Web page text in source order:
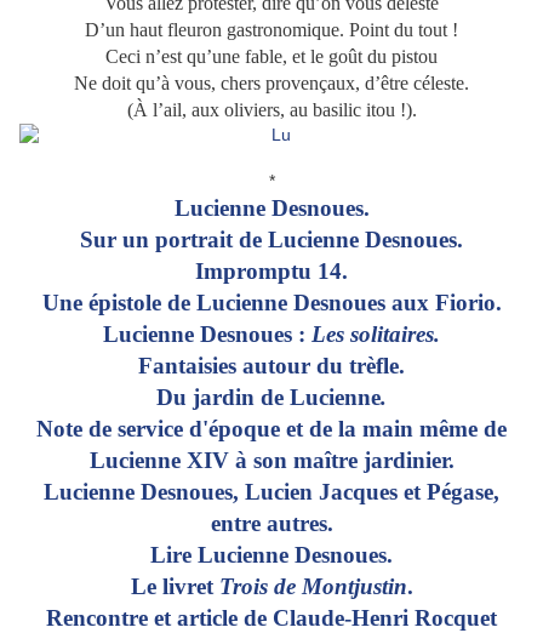
D’un haut fleuron gastronomique. Point du tout !
Ceci n’est qu’une fable, et le goût du pistou
Ne doit qu’à vous, chers provençaux, d’être céleste.
(À l’ail, aux oliviers, au basilic itou !).
*
Lucienne Desnoues.
Sur un portrait de Lucienne Desnoues.
Impromptu 14.
Une épistolede Lucienne Desnouesaux Fiorio.
Lucienne Desnoues : Les solitaires.
Fantaisies autour du trèfle.
Du jardin de Lucienne.
Note de service d'époque et de la main même de
Lucienne XIV à son maître jardinier.
Lucienne Desnoues, Lucien Jacques et Pégase,
entre autres.
Lire Lucienne Desnoues.
Le livret Trois de Montjustin.
Rencontre et article de Claude-Henri Rocquet